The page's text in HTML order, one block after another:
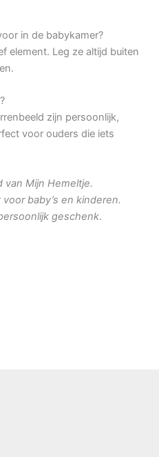
in de babykamer?
element. Leg ze altijd buiten
zijn persoonlijk,
voor ouders die iets
Mijn Hemeltje.
baby’s en kinderen.
geschenk.